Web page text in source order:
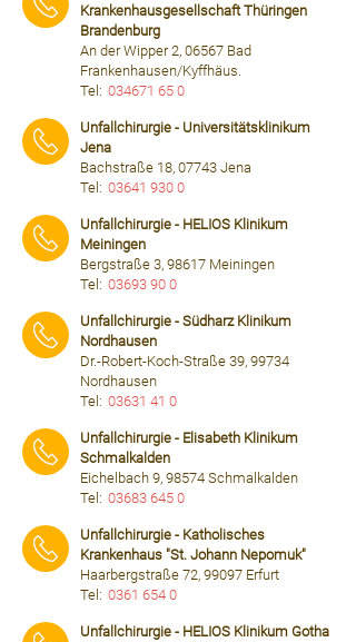
Krankenhausgesellschaft Thüringen
Brandenburg
An der Wipper 2, 06567 Bad
Frankenhausen/Kyffhäus.
Tel: 034671 65 0
Unfallchirurgie - Universitätsklinikum
Jena
Bachstraße 18, 07743 Jena
Tel: 03641 930 0
Unfallchirurgie - HELIOS Klinikum
Meiningen
Bergstraße 3, 98617 Meiningen
Tel: 03693 90 0
Unfallchirurgie - Südharz Klinikum
Nordhausen
Dr.-Robert-Koch-Straße 39, 99734
Nordhausen
Tel: 03631 41 0
Unfallchirurgie - Elisabeth Klinikum
Schmalkalden
Eichelbach 9, 98574 Schmalkalden
Tel: 03683 645 0
Unfallchirurgie - Katholisches
Krankenhaus "St. Johann Nepomuk"
Haarbergstraße 72, 99097 Erfurt
Tel: 0361 654 0
Unfallchirurgie - HELIOS Klinikum Gotha